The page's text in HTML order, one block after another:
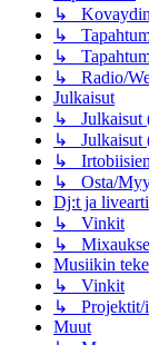
↳
↳
↳
↳ Radio/
Julkaisut
↳ Julkaisut
↳ Julkaisut
↳ Irtobiisien
↳ Osta/
Dj:t ja
↳ Vinkit
↳
Musiikin
↳ Vinkit
↳ Projektit/
Muut